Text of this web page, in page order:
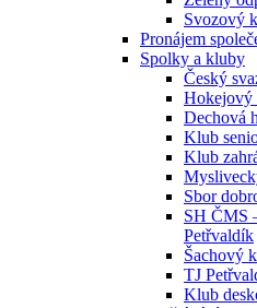
Svozový
Pronájem
Spolky a kluby
Český
Hokejový
Dechová
Klub
Klub
Sbor
SH ČMS
Petřvaldík
Šachový
TJ
Klub